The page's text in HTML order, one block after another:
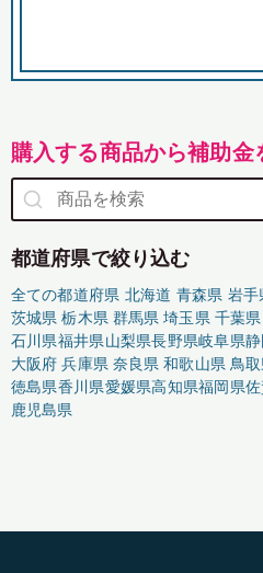
購入する商品から補助金
都道府県で絞り込む
全ての都道府県 北海道 青森県 岩手
茨城県 栃木県 群馬県 埼玉県 千葉県
石川県福井県山梨県長野県岐阜県
大阪府 兵庫県 奈良県 和歌山県 鳥
徳島県香川県愛媛県高知県福岡県
鹿児島県